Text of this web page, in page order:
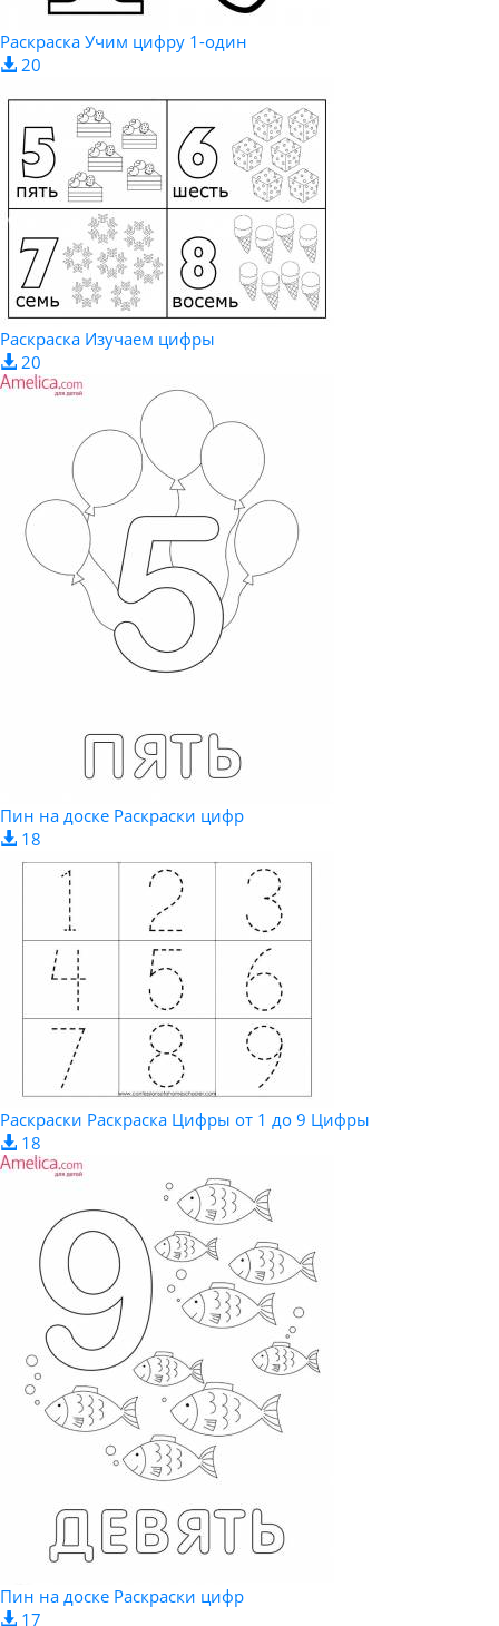
Раскраска Учим цифру 1-один
20
Раскраска Изучаем цифры
20
Пин на доске Раскраски цифр
18
Раскраски Раскраска Цифры от 1 до 9 Цифры
18
Пин на доске Раскраски цифр
17